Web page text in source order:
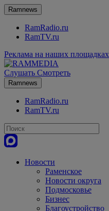
Ramnews
RamRadio.ru
RamTV.ru
Реклама на наших площадках
Слушать Смотреть
Ramnews
RamRadio.ru
RamTV.ru
Новости
Раменское
Новости округа
Подмосковье
Бизнес
Благоустройство